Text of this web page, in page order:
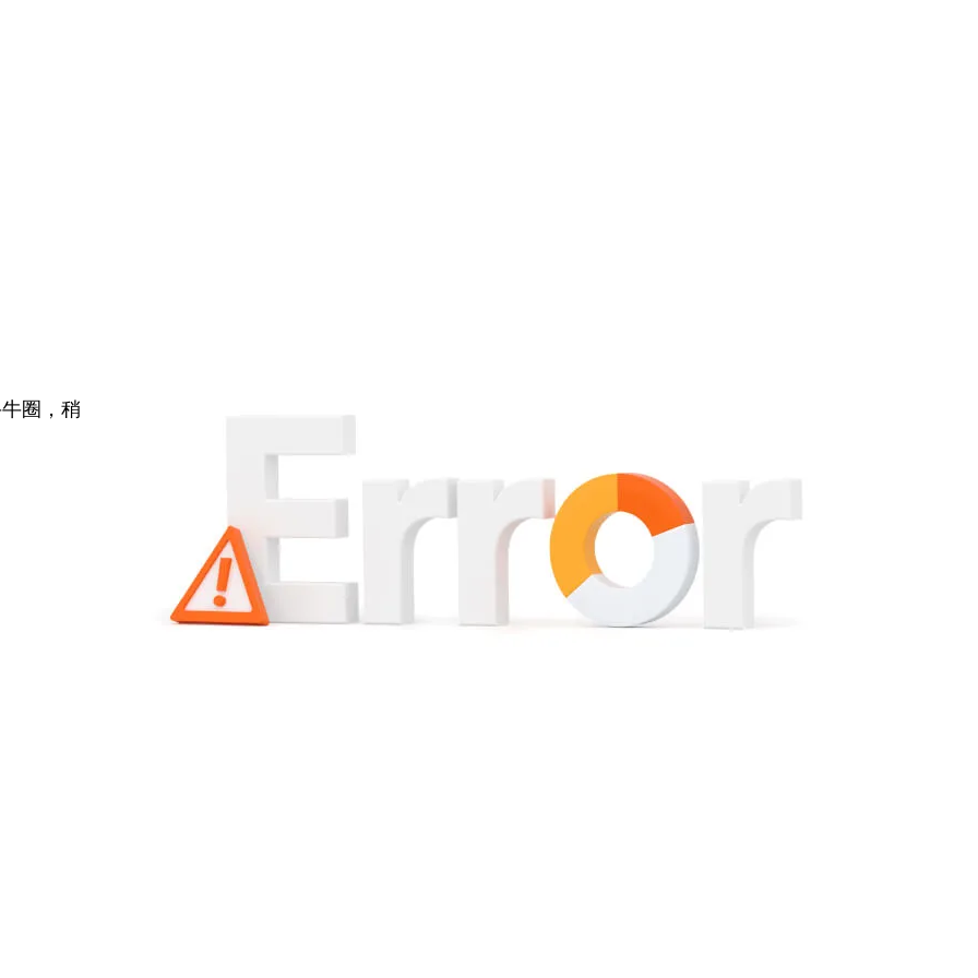
圈，稍